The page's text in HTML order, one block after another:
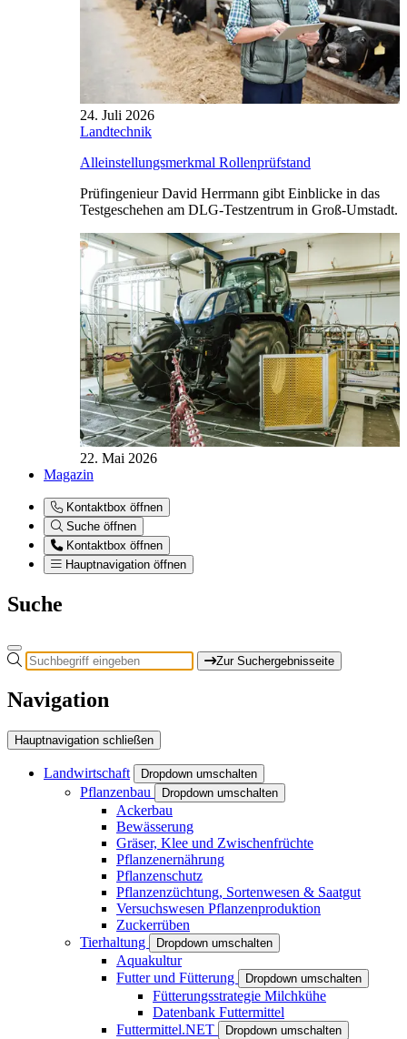
24. Juli 2026
Landtechnik
Alleinstellungsmerkmal Rollenprüfstand
Prüfingenieur David Herrmann gibt Einblicke in das
Testgeschehen am DLG-Testzentrum in Groß-Umstadt.
22. Mai 2026
Magazin
Kontaktbox öffnen
Suche öffnen
Kontaktbox öffnen
Hauptnavigation öffnen
Suche
Zur Suchergebnisseite
Navigation
Hauptnavigation schließen
Landwirtschaft Dropdown umschalten
Pflanzenbau Dropdown umschalten
Ackerbau
Bewässerung
Gräser, Klee und Zwischenfrüchte
Pflanzenernährung
Pflanzenschutz
Pflanzenzüchtung, Sortenwesen & Saatgut
Versuchswesen Pflanzenproduktion
Zuckerrüben
Tierhaltung
Dropdown umschalten
Aquakultur
Futter und Fütterung
Dropdown umschalten
Fütterungsstrategie Milchkühe
Datenbank Futtermittel
Futtermittel.NET
Dropdown umschalten